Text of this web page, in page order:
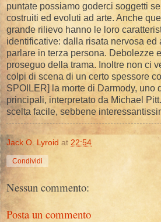
puntate possiamo goderci soggetti
costruiti ed evoluti ad arte. Anche
grande rilievo hanno le loro
identificative: dalla risata nervosa ed
parlare in terza persona. Debolezze
proseguo della trama. Inoltre non ci
colpi di scena di un certo spessore
SPOILER] la morte di Darmody, uno
principali, interpretato da Michael
scelta facile, sebbene
Jack O. Lyroid at 22:54
Condividi
Nessun commento:
Posta un commento